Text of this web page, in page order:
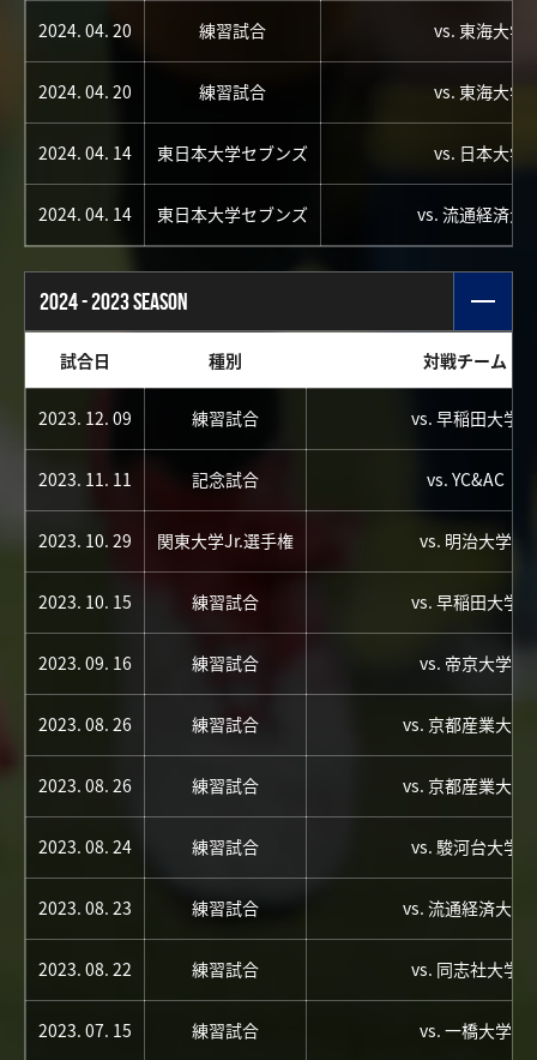
2024. 04. 20 練習試合 vs. 東海大学
2024. 04. 20 練習試合 vs. 東海大学
2024. 04. 14 東日本大学セブンズ vs. 日本大学
2024. 04. 14 東日本大学セブンズ vs. 流通経済大
2024 - 2023 SEASON
試合日 種別 対戦チーム
2023. 12. 09 練習試合 vs. 早稲田大学
2023. 11. 11 記念試合 vs. YC&AC
2023. 10. 29 関東大学Jr.選手権 vs. 明治大学
2023. 10. 15 練習試合 vs. 早稲田大学
2023. 09. 16 練習試合 vs. 帝京大学
2023. 08. 26 練習試合 vs. 京都産業大学
2023. 08. 26 練習試合 vs. 京都産業大学
2023. 08. 24 練習試合 vs. 駿河台大学
2023. 08. 23 練習試合 vs. 流通経済大学
2023. 08. 22 練習試合 vs. 同志社大学
2023. 07. 15 練習試合 vs. 一橋大学